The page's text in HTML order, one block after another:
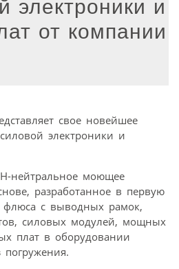
электроники и
от компании
свое новейшее
электроники и
нейтральное моющее
разработанное в первую
флюса с выводных рамок,
силовых модулей, мощных
плат в оборудовании